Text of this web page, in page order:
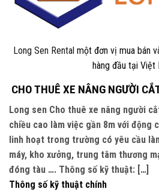
Long Sen Rentalmột đơn vị mua bán
hàng đầu tại Việt
CHO THUÊ XE NÂNG NGƯỜI
Long sen Cho thuê xe nâng người
chiều cao làm việc gần 8m với động
linh hoạt trong trường có yêu cầu
máy, kho xưởng, trung tâm thương
đóng tàu …. Thông số kỹ thuật: […]
Thông số kỹ thuật chính